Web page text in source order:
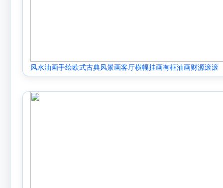
风水油画手绘欧式古典风景画客厅横幅挂画有框油画财源滚滚
OSF202.